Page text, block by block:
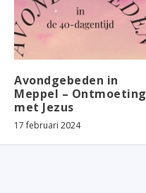
Avondgebeden in
Meppel – Ontmoeting
met Jezus
17 februari 2024